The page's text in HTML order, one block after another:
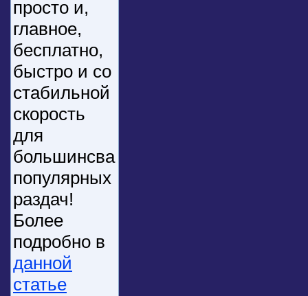
просто и,
главное,
бесплатно,
быстро и со
стабильной
скорость
для
большинсва
популярных
раздач!
Более
подробно в
данной
статье